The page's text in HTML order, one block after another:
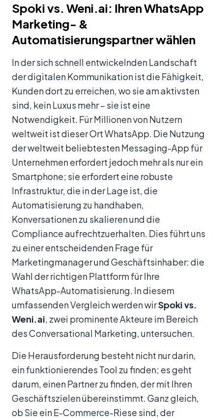
Spoki vs. Weni.ai: Ihren WhatsApp
Marketing- &
Automatisierungspartner wählen
In der sich schnell entwickelnden Landschaft
der digitalen Kommunikation ist die Fähigkeit,
Kunden dort zu erreichen, wo sie am aktivsten
sind, kein Luxus mehr – sie ist eine
Notwendigkeit. Für Millionen von Nutzern
weltweit ist dieser Ort WhatsApp. Die Nutzung
der weltweit beliebtesten Messaging-App für
Unternehmen erfordert jedoch mehr als nur ein
Smartphone; sie erfordert eine robuste
Infrastruktur, die in der Lage ist, die
Automatisierung zu handhaben,
Konversationen zu skalieren und die
Compliance aufrechtzuerhalten. Dies führt uns
zu einer entscheidenden Frage für
Marketingmanager und Geschäftsinhaber: die
Wahl der richtigen Plattform für Ihre
WhatsApp-Automatisierung. In diesem
umfassenden Vergleich werden wirSpoki vs.
Weni.ai, zwei prominente Akteure im Bereich
des Conversational Marketing, untersuchen.
Die Herausforderung besteht nicht nur darin,
ein funktionierendes Tool zu finden; es geht
darum, einen Partner zu finden, der mit Ihren
Geschäftszielen übereinstimmt. Ganz gleich,
ob Sie ein E-Commerce-Riese sind, der